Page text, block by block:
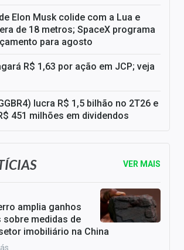
Elon Musk colide com a Lua e
de 18 metros; SpaceX programa
para agosto
R$ 1,63 por ação em JCP; veja
lucra R$ 1,5 bilhão no 2T26 e
451 milhões em dividendos
VER MAIS
amplia ganhos
medidas de
imobiliário na China